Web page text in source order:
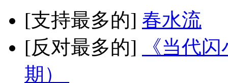
[支持最多的] 春水流
[反对最多的]
《当代
期）